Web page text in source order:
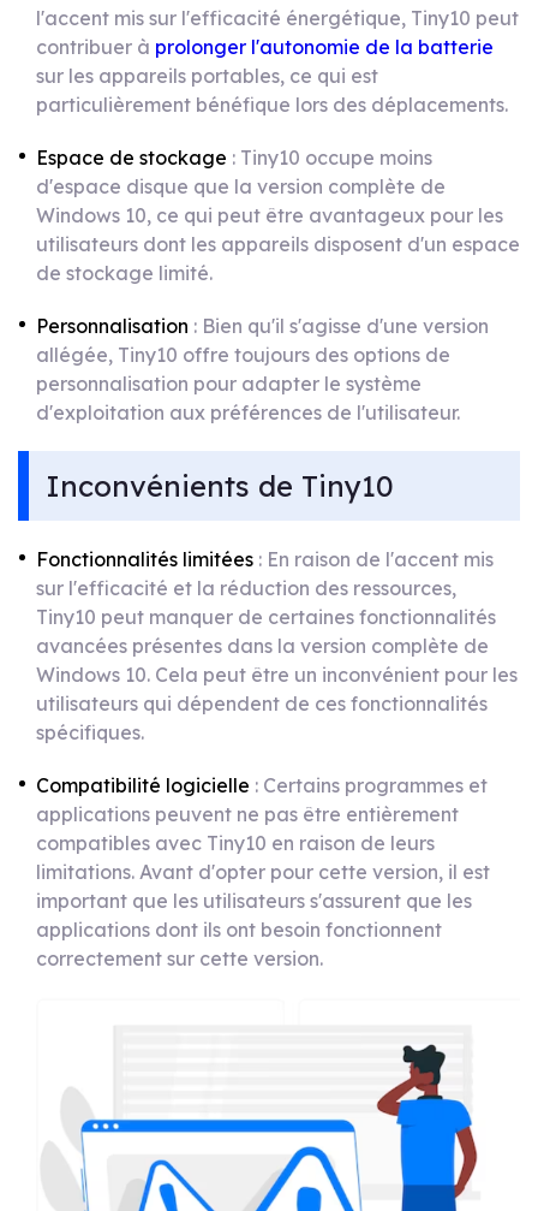
l'accent mis sur l'efficacité énergétique, Tiny10 peut
contribuer à prolonger l'autonomie de la batterie
sur les appareils portables, ce qui est
particulièrement bénéfique lors des déplacements.
Espace de stockage : Tiny10 occupe moins
d'espace disque que la version complète de
Windows 10, ce qui peut être avantageux pour les
utilisateurs dont les appareils disposent d'un espace
de stockage limité.
Personnalisation : Bien qu'il s'agisse d'une version
allégée, Tiny10 offre toujours des options de
personnalisation pour adapter le système
d'exploitation aux préférences de l'utilisateur.
Inconvénients de Tiny10
Fonctionnalités limitées : En raison de l'accent mis
sur l'efficacité et la réduction des ressources,
Tiny10 peut manquer de certaines fonctionnalités
avancées présentes dans la version complète de
Windows 10. Cela peut être un inconvénient pour les
utilisateurs qui dépendent de ces fonctionnalités
spécifiques.
Compatibilité logicielle : Certains programmes et
applications peuvent ne pas être entièrement
compatibles avec Tiny10 en raison de leurs
limitations. Avant d'opter pour cette version, il est
important que les utilisateurs s'assurent que les
applications dont ils ont besoin fonctionnent
correctement sur cette version.